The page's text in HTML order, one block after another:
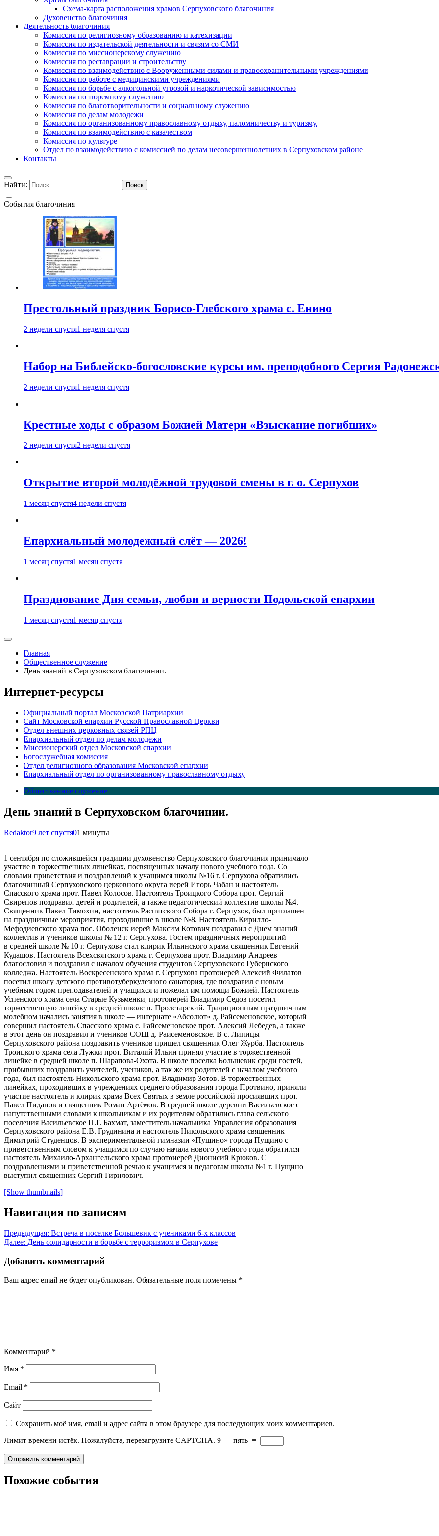
Схема-карта расположения храмов Серпуховского благочиния
Духовенство благочиния
Деятельность благочиния
Комиссия по религиозному образованию и катехизации
Комиссия по издательской деятельности и связям со СМИ
Комиссия по миссионерскому служению
Комиссия по реставрации и строительству
Комиссия по взаимодействию с Вооруженными силами и правоохранительными учреждениями
Комиссия по работе с медицинскими учреждениями
Комиссия по борьбе с алкогольной угрозой и наркотической зависимостью
Комиссия по тюремному служению
Комиссия по благотворительности и социальному служению
Комиссия по делам молодежи
Комиссия по организованному православному отдыху, паломничеству и туризму.
Комиссия по взаимодействию с казачеством
Комиссия по культуре
Отдел по взаимодействию с комиссией по делам несовершеннолетних в Серпуховском районе
Контакты
Найти:
События благочиния
Престольный праздник Борисо-Глебского храма с. Енино
2 недели спустя1 неделя спустя
Набор на Библейско-богословские курсы им. преподобного Сергия
2 недели спустя1 неделя спустя
Крестные ходы с образом Божией Матери «Взыскание погибших»
2 недели спустя2 недели спустя
Открытие второй молодёжной трудовой смены в г. о. Серпухов
1 месяц спустя4 недели спустя
Епархиальный молодежный слёт — 2026!
1 месяц спустя1 месяц спустя
Празднование Дня семьи, любви и верности Подольской епархии
1 месяц спустя1 месяц спустя
Главная
Общественное служение
День знаний в Серпуховском благочинии.
Интернет-ресурсы
Официальный портал Московской Патриархии
Сайт Московской епархии Русской Православной Церкви
Отдел внешних церковных связей РПЦ
Епархиальный отдел по делам молодежи
Миссионерский отдел Московской епархии
Богослужебная комиссия
Отдел религиозного образования Московской епархии
Епархиальный отдел по организованному православному отдыху
Общественное служение
День знаний в Серпуховском благочинии.
Redaktor9 лет спустя01 минуты
1 сентября по сложившейся традиции духовенство Серпуховского благочиния принимало
участие в торжественных линейках, посвященных началу нового учебного года. Со
словами приветствия и поздравлений к учащимся школы №16 г. Серпухова обратились
благочинный Серпуховского церковного округа иерей Игорь Чабан и настоятель
Спасского храма прот. Павел Колосов. Настоятель Троицкого Собора прот. Сергий
Свирепов поздравил детей и родителей, а также педагогический коллектив школы №4.
Священник Павел Тимохин, настоятель Распятского Собора г. Серпухов, был приглашен
на праздничные мероприятия, проходившие в школе №8. Настоятель Кирилло-
Мефодиевского храма пос. Оболенск иерей Максим Котович поздравил с Днем знаний
коллектив и учеников школы № 12 г. Серпухова. Гостем праздничных мероприятий
в средней школе № 10 г. Серпухова стал клирик Ильинского храма священник Евгений
Кудашов. Настоятель Всехсвятского храма г. Серпухова прот. Владимир Андреев
благословил и поздравил с началом обучения студентов Серпуховского Губернского
колледжа. Настоятель Воскресенского храма г. Серпухова протоиерей Алексий Филатов
посетил школу детского противотуберкулезного санатория, где поздравил с новым
учебным годом преподавателей и учащихся и пожелал им помощи Божией. Настоятель
Успенского храма села Старые Кузьменки, протоиерей Владимир Седов посетил
торжественную линейку в средней школе п. Пролетарский. Традиционным праздничным
молебном начались занятия в школе — интернате «Абсолют» д. Райсеменовское, который
совершил настоятель Спасского храма с. Райсеменовское прот. Алексий Лебедев, а также
в этот день он поздравил и учеников СОШ д. Райсеменовское. В с. Липицы
Серпуховского района поздравить учеников пришел священник Олег Журба. Настоятель
Троицкого храма села Лужки прот. Виталий Ильин принял участие в торжественной
линейке в средней школе п. Шарапова-Охота. В школе поселка Большевик среди гостей,
прибывших поздравить учителей, учеников, а так же их родителей с началом учебного
года, был настоятель Никольского храма прот. Владимир Зотов. В торжественных
линейках, проходивших в учреждениях среднего образования города Протвино, приняли
участие настоятель и клирик храма Всех Святых в земле российской просиявших прот.
Павел Пиданов и священник Роман Артёмов. В средней школе деревни Васильевское с
напутственными словами к школьникам и их родителям обратились глава сельского
поселения Васильевское П.Г. Бахмат, заместитель начальника Управления образования
Серпуховского района Е.В. Грудинина и настоятель Никольского храма священник
Димитрий Студенцов. В экспериментальной гимназии «Пущино» города Пущино с
приветственным словом к учащимся по случаю начала нового учебного года обратился
настоятель Михаило-Архангельского храма протоиерей Дионисий Крюков. С
поздравлениями и приветственной речью к учащимся и педагогам школы №1 г. Пущино
выступил священник Сергий Гирилович.
[Show thumbnails]
Навигация по записям
Предыдущая: Встреча в поселке Большевик с учениками 6-х классов
Далее: День солидарности в борьбе с терроризмом в Серпухове
Добавить комментарий
Ваш адрес email не будет опубликован. Обязательные поля помечены *
Комментарий *
Имя *
Email *
Сайт
Сохранить моё имя, email и адрес сайта в этом браузере для последующих моих комментариев.
Лимит времени истёк. Пожалуйста, перезагрузите CAPTCHA. 9 − пять =
Похожие события